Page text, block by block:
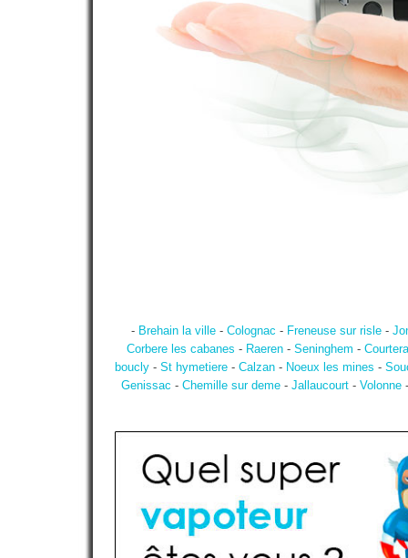
- Brehain la ville- Colognac - Freneuse sur risle-
Corbere les cabanes - Raeren - Seninghem -
boucly - St hymetiere - Calzan - Noeux les mines -
Genissac - Chemille sur deme- Jallaucourt- Volonne